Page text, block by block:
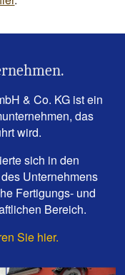
& Co. KG ist ein
das
wird.
sich in den
Unternehmens
Fertigungs- und
Bereich.
Sie hier.